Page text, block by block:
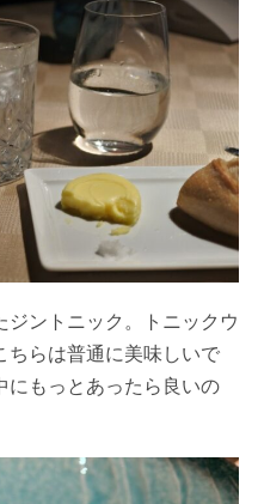
ジントニック。トニックウ
ちらは普通に美味しいで
にもっとあったら良いの